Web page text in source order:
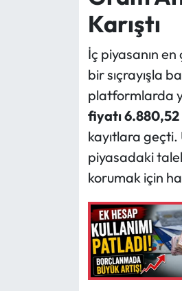
Karıştı
İç piyasanın
bir sıçrayışla
platformlarda
fiyatı 6.880,52
kayıtlara geçti.
piyasadaki
korumak için